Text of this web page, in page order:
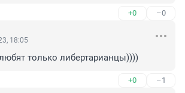
+0 –0
18:05
только либертарианцы))))
+0 –1